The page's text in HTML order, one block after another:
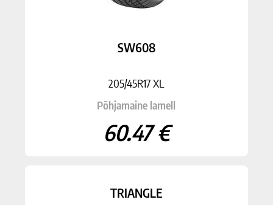
SW608
205/45R17 XL
Põhjamaine lamell
60.47 €
TRIANGLE